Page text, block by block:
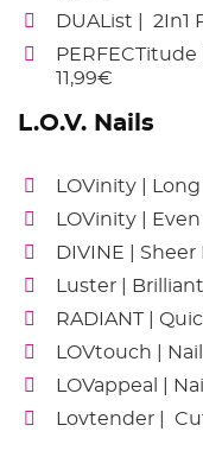
DUAList | 2In1
11,99€
L.O.V. Nails
LOVinity |
LOVinity |
DIVINE |
Luster |
RADIANT |
LOVtouch |
LOVappeal |
Lovtender |